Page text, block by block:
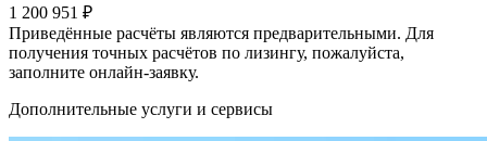
1 200 951 ₽
Приведённые расчёты являются предварительными. Для
получения точных расчётов по лизингу, пожалуйста,
заполните онлайн-заявку.
Дополнительные услуги и сервисы